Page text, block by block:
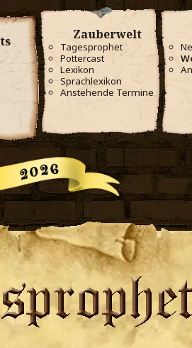
Zauberwelt
Tagesprophet
Pottercast
Lexikon
Sprachlexikon
Anstehende Termine